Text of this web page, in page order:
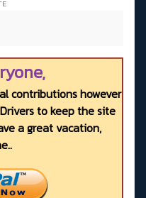
contributions however
to keep the site
a great vacation,